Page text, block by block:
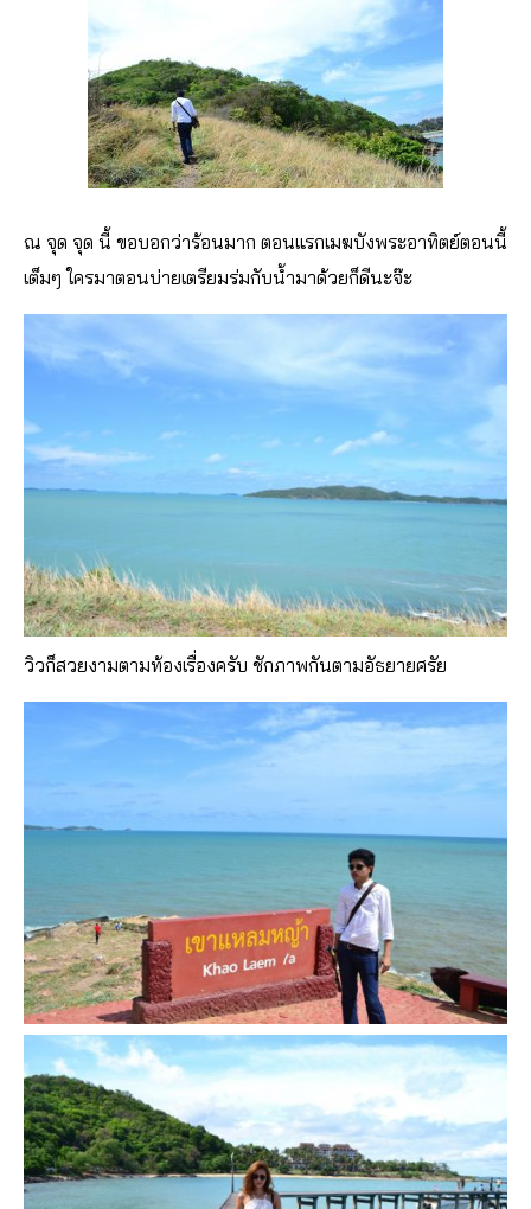
ณ จุด จุด นี้ ขอบอกว่าร้อนมาก ตอนแรกเมฆบังพระอาทิตย์ตอนนี้
เต็มๆ ใครมาตอนบ่ายเตรียมร่มกับน้ำมาด้วยก็ดีนะจ๊ะ
วิวก็สวยงามตามท้องเรื่องครับ ชักภาพกันตามอัธยายศรัย